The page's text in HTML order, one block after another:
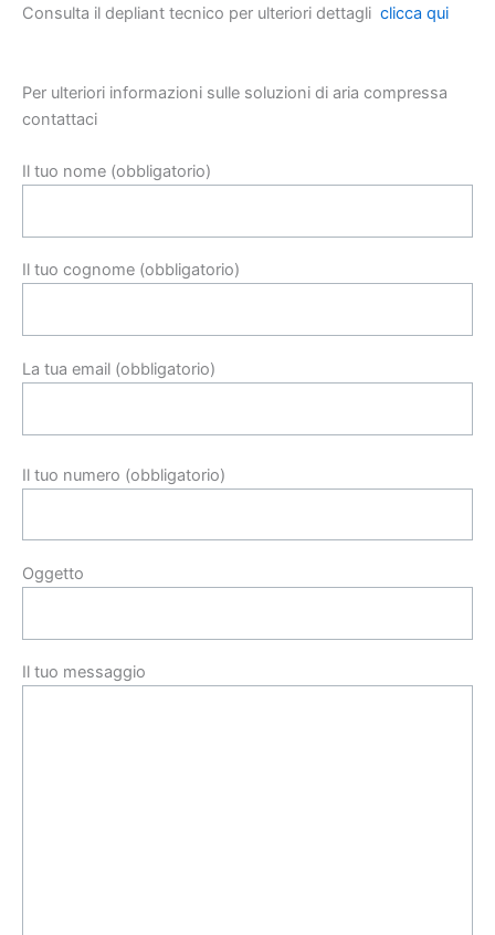
Consulta il depliant tecnico per ulteriori dettagli clicca qui
Per ulteriori informazioni sulle soluzioni di aria compressa
contattaci
Il tuo nome (obbligatorio)
Il tuo cognome (obbligatorio)
La tua email (obbligatorio)
Il tuo numero (obbligatorio)
Oggetto
Il tuo messaggio